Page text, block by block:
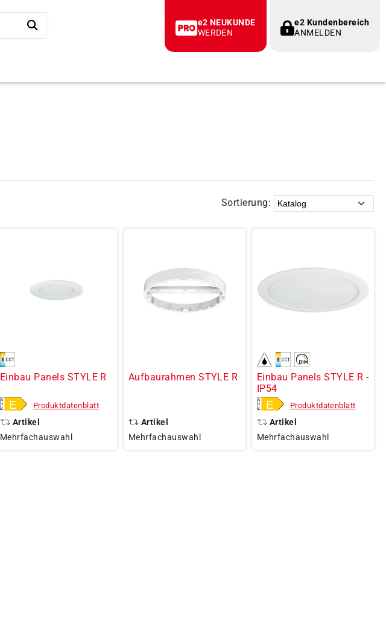
e2 Kundenbereich
ANMELDEN
e2 NEUKUNDE
WERDEN
Sortierung:
Einbau Panels STYLE R
Produktdatenblatt
Artikel
Mehrfachauswahl
Aufbaurahmen STYLE R
Artikel
Mehrfachauswahl
Einbau Panels STYLE R -
IP54
Produktdatenblatt
Artikel
Mehrfachauswahl